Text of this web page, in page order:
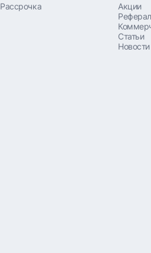
Рассрочка
Акции
Статьи
Новости